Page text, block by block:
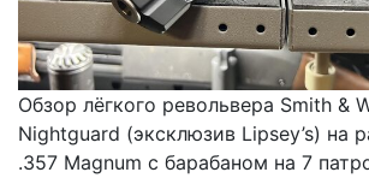
Обзор лёгкого револьвера Smith &
Nightguard (эксклюзив Lipsey’s) на
.357 Magnum с барабаном на 7